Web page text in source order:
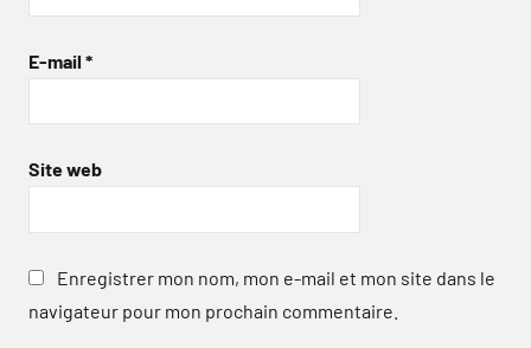
E-mail *
Site web
Enregistrer mon nom, mon e-mail et mon site dans le
navigateur pour mon prochain commentaire.